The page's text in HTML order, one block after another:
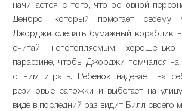
начинается с того, что основной
Денбро, который помогает своему
Джорджи сделать бумажный кораблик
считай, непотопляемым,
парафине, чтобы Джорджи помчался на
с ним играть. Ребенок надевает на
резиновые сапожки и выбегает на
виде в последний раз видит Билл своего